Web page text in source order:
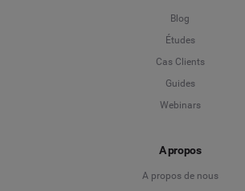
Blog
Études
Cas Clients
Guides
Webinars
A propos
A propos de nous